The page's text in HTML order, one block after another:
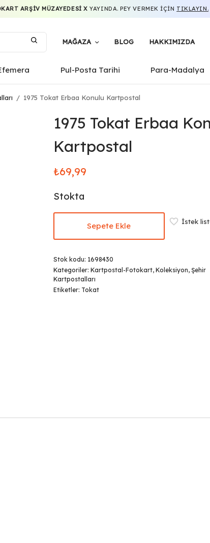
ARŞIV MÜZAYEDESI X YAYINDA. PEY VERMEK IÇIN TIKLAYIN.
MAĞAZA BLOG HAKKIMIZDA
Pul-Posta Tarihi Para-Madalya
/ 1975 Tokat Erbaa Konulu Kartpostal
1975 Tokat Erbaa
Kartpostal
₺69,99
Stokta
Sepete Ekle İstek
Stok kodu: 1698430
Kategoriler: Kartpostal-Fotokart, Koleksiyon, Şehir
Kartpostalları
Etiketler: Tokat